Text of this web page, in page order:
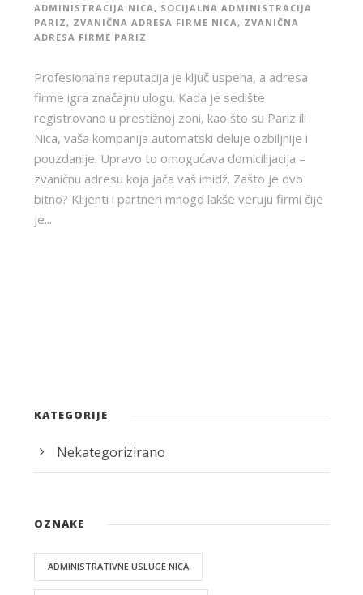
ADMINISTRACIJA NICA , SOCIJALNA ADMINISTRACIJA
PARIZ , ZVANIČNA ADRESA FIRME NICA , ZVANIČNA
ADRESA FIRME PARIZ
Profesionalna reputacija je ključ uspeha, a adresa
firme igra značajnu ulogu. Kada je sedište
registrovano u prestižnoj zoni, kao što su Pariz ili
Nica, vaša kompanija automatski deluje ozbiljnije i
pouzdanije. Upravo to omogućava domicilijacija –
zvaničnu adresu koja jača vaš imidž. Zašto je ovo
bitno? Klijenti i partneri mnogo lakše veruju firmi čije
je...
KATEGORIJE
Nekategorizirano
OZNAKE
ADMINISTRATIVNE USLUGE NICA